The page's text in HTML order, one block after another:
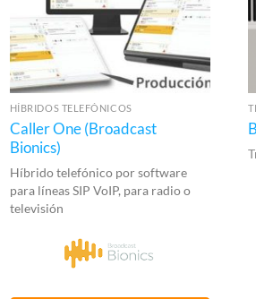
HÍBRIDOS TELEFÓNICOS
Caller One (Broadcast
Bionics)
Híbrido telefónico por software
para líneas SIP VoIP, para radio o
televisión